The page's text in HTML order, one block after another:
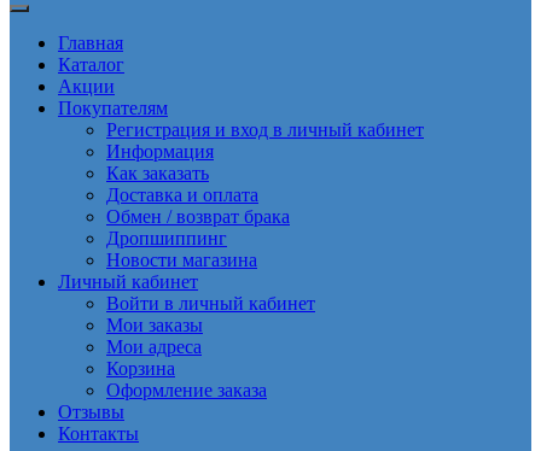
Главная
Каталог
Акции
Покупателям
Регистрация и вход в личный кабинет
Информация
Как заказать
Доставка и оплата
Обмен / возврат брака
Дропшиппинг
Новости магазина
Личный кабинет
Войти в личный кабинет
Мои заказы
Мои адреса
Корзина
Оформление заказа
Отзывы
Контакты